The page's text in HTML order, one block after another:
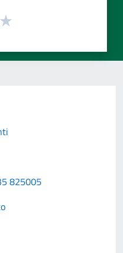
825005